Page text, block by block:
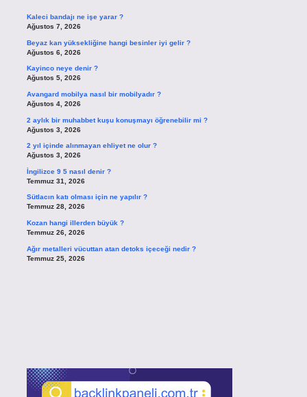
Kaleci bandajı ne işe yarar ?
Ağustos 7, 2026
Beyaz kan yüksekliğine hangi besinler iyi gelir ?
Ağustos 6, 2026
Kayinco neye denir ?
Ağustos 5, 2026
Avangard mobilya nasıl bir mobilyadır ?
Ağustos 4, 2026
2 aylık bir muhabbet kuşu konuşmayı öğrenebilir mi ?
Ağustos 3, 2026
2 yıl içinde alınmayan ehliyet ne olur ?
Ağustos 3, 2026
İngilizce 9 5 nasıl denir ?
Temmuz 31, 2026
Sütlacın katı olması için ne yapılır ?
Temmuz 28, 2026
Kozan hangi illerden büyük ?
Temmuz 26, 2026
Ağır metalleri vücuttan atan detoks içeceği nedir ?
Temmuz 25, 2026